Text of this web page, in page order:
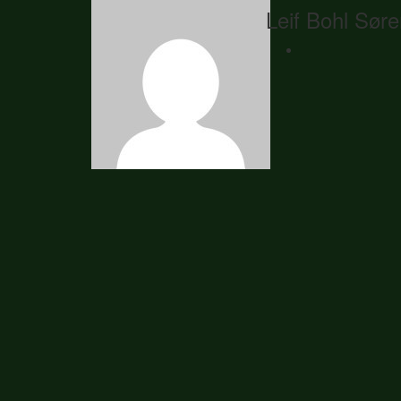
Leif Bohl